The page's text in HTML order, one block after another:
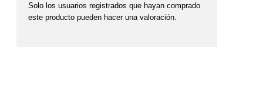
Solo los usuarios registrados que hayan comprado
este producto pueden hacer una valoración.